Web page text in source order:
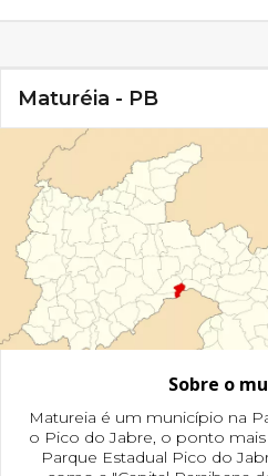
Maturéia - PB
Sobre o
Matureia é um município na
o Pico do Jabre, o ponto
Parque Estadual Pico do